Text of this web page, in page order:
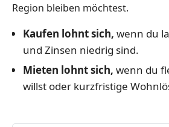
Region bleiben möchtest.
Kaufen lohnt sich, wenn du
und Zinsen niedrig sind.
Mieten lohnt sich, wenn du
willst oder kurzfristige